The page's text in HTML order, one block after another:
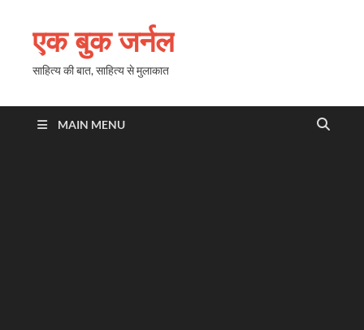
एक बुक जर्नल
साहित्य की बात, साहित्य से मुलाकात
MAIN MENU